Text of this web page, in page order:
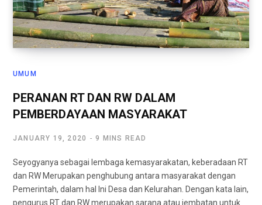
UMUM
PERANAN RT DAN RW DALAM
PEMBERDAYAAN MASYARAKAT
JANUARY 19, 2020 9 MINS READ
Seyogyanya sebagai lembaga kemasyarakatan, keberadaan RT
dan RW Merupakan penghubung antara masyarakat dengan
Pemerintah, dalam hal Ini Desa dan Kelurahan. Dengan kata lain,
pengurus RT dan RW merupakan sarana atau jembatan untuk